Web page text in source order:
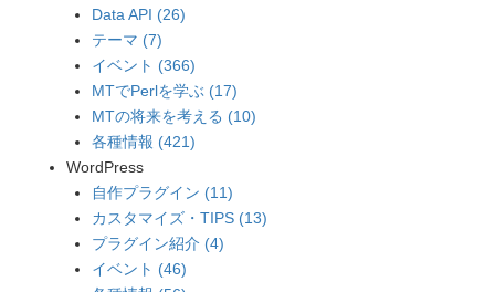
Data API (26)
テーマ (7)
イベント (366)
MTでPerlを学ぶ (17)
MTの将来を考える (10)
各種情報 (421)
WordPress
自作プラグイン (11)
カスタマイズ・TIPS (13)
プラグイン紹介 (4)
イベント (46)